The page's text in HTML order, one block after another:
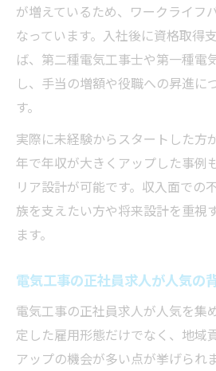
が増えているため、ワークライフ
なっています。入社後に資格取得
ば、第二種電気工事士や第一種電
し、手当の増額や役職への昇進に
す。
実際に未経験からスタートした方
年で年収が大きくアップした事例
リア設計が可能です。収入面での
族を支えたい方や将来設計を重視
ます。
電気工事の正社員求人が人気の
電気工事の正社員求人が人気を集
定した雇用形態だけでなく、地域
アップの機会が多い点が挙げられ